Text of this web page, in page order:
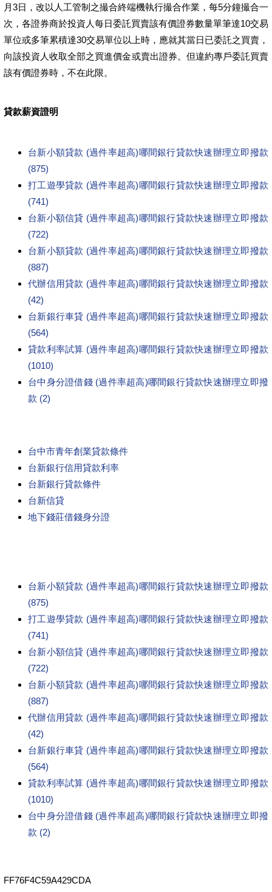
月3日，改以人工管制之撮合終端機執行撮合作業，每5分鐘撮合一
次，各證券商於投資人每日委託買賣該有價證券數量單筆達10交易
單位或多筆累積達30交易單位以上時，應就其當日已委託之買賣，
向該投資人收取全部之買進價金或賣出證券。但違約專戶委託買賣
該有價證券時，不在此限。
貸款薪資證明
台新小額貸款 (過件率超高)哪間銀行貸款快速辦理立即撥款
(875)
打工遊學貸款 (過件率超高)哪間銀行貸款快速辦理立即撥款
(741)
台新小額信貸 (過件率超高)哪間銀行貸款快速辦理立即撥款
(722)
台新小額貸款 (過件率超高)哪間銀行貸款快速辦理立即撥款
(887)
代辦信用貸款 (過件率超高)哪間銀行貸款快速辦理立即撥款
(42)
台新銀行車貸 (過件率超高)哪間銀行貸款快速辦理立即撥款
(564)
貸款利率試算 (過件率超高)哪間銀行貸款快速辦理立即撥款
(1010)
台中身分證借錢 (過件率超高)哪間銀行貸款快速辦理立即撥
款 (2)
台中市青年創業貸款條件
台新銀行信用貸款利率
台新銀行貸款條件
台新信貸
地下錢莊借錢身分證
台新小額貸款 (過件率超高)哪間銀行貸款快速辦理立即撥款
(875)
打工遊學貸款 (過件率超高)哪間銀行貸款快速辦理立即撥款
(741)
台新小額信貸 (過件率超高)哪間銀行貸款快速辦理立即撥款
(722)
台新小額貸款 (過件率超高)哪間銀行貸款快速辦理立即撥款
(887)
代辦信用貸款 (過件率超高)哪間銀行貸款快速辦理立即撥款
(42)
台新銀行車貸 (過件率超高)哪間銀行貸款快速辦理立即撥款
(564)
貸款利率試算 (過件率超高)哪間銀行貸款快速辦理立即撥款
(1010)
台中身分證借錢 (過件率超高)哪間銀行貸款快速辦理立即撥
款 (2)
FF76F4C59A429CDA